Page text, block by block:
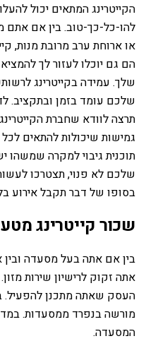
הקייטרינג המתאים יכול
להו-כל-כך-טוב. בין אם אתם
או ארוחת ערב מרובת מנות,
הם גם יוכלו לעזור לך
שלך. עמידה בקייטרינג
שלכם עומד בזמן ובתקציב.
תרצה לוודא שחברת
גמישות שיכולות להתאים
תוכנית גיבוי למקרה
שלכם לא פנוי, תצטרכו
בסופו של דבר תקבל אירוע
שכור קייטרינג
בין אם אתה בעל מסעדה
אתה זקוק לרישיון שירות
העסק שאתה מתכנן להפעיל.
מורשה בנפרד ממסעדות.
המסעדה.